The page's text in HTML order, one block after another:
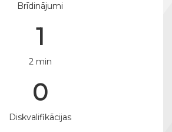
Brīdinājumi
1
2 min
0
Diskvalifikācijas